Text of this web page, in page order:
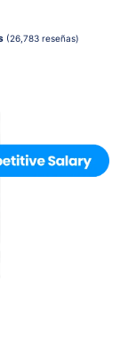
(26,783 reseñas)